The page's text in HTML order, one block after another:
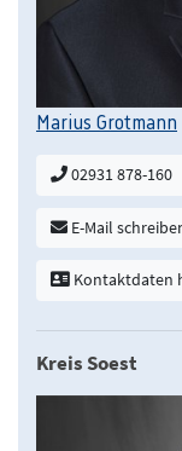
Marius Grotmann
02931 878-160
E-Mail
Kontaktdaten
Kreis Soest